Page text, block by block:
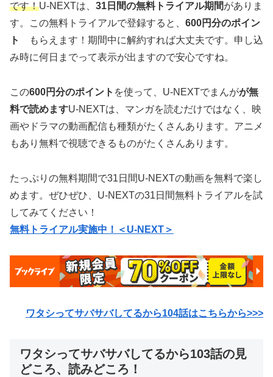
です！U-NEXTは、 31日間の無料トライアル期間がありま
す。この無料トライアルで登録すると、 600円分のポイン
ト
もらえます！期間中に解約すれば大丈夫です。申し込
み時に何日までって表示が出ますので安心ですね。
この600円分のポイント を使って、U-NEXTでまんがが無
料で読めますU-NEXTは、マンガを読むだけではなく、映
画やドラマの動画配信も種類がたくさんあります。アニメ
もあり無料で視聴できるものがたくさんあります。
たっぷりの無料期間で31日間U-NEXTの動画を無料で楽し
めます。ぜひぜひ、U-NEXTの31日間無料トライアルを試
してみてください！
無料トライアル実施中！＜U-NEXT＞
ワタシってサバサバしてるから104話はこちらから>>>
ワタシってサバサバしてるから103話の見
どころ、読みどころ！